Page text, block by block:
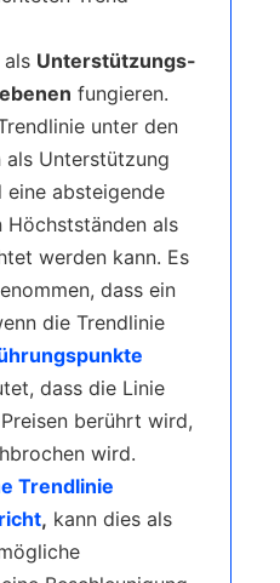
als Unterstützungs-
fungieren.
unter den
Unterstützung
eine absteigende
Höchstständen als
werden kann. Es
dass ein
die Trendlinie
dass die Linie
berührt wird,
wird.
Trendlinie
, kann dies als